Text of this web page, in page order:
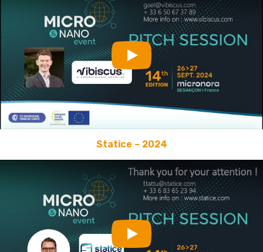
Play
Statice – 2024
Play